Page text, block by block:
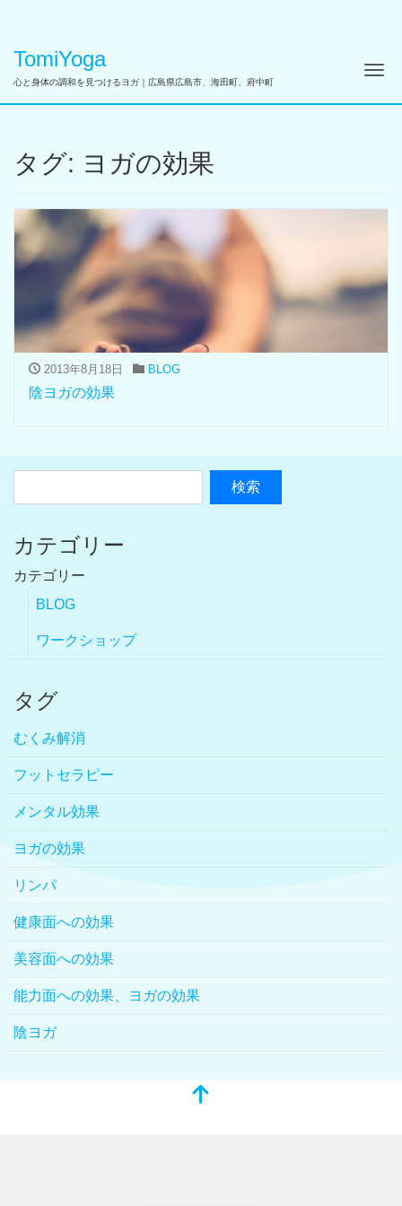
TomiYoga
心と身体の調和を見つけるヨガ｜広島県広島市、海田町、府中町 ナ
タグ: ヨガの効果
2013年8月18日 BLOG
陰ヨガの効果
カテゴリー
カテゴリー
BLOG
ワークショップ
タグ
むくみ解消
フットセラピー
メンタル効果
ヨガの効果
リンパ
健康面への効果
美容面への効果
能力面への効果、ヨガの効果
陰ヨガ